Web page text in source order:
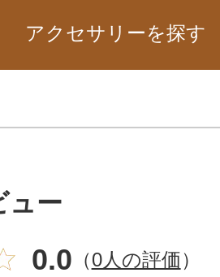
アクセサリーを探す
ュー
0.0 （0人の評価）